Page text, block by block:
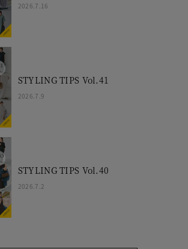
2026.7.16
STYLING TIPS Vol.41
2026.7.9
STYLING TIPS Vol.40
2026.7.2